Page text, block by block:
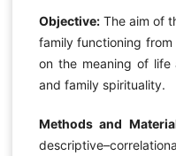
Objective:The aim of
family functioning
on the meaning of life
and family spirituality.
Methods and